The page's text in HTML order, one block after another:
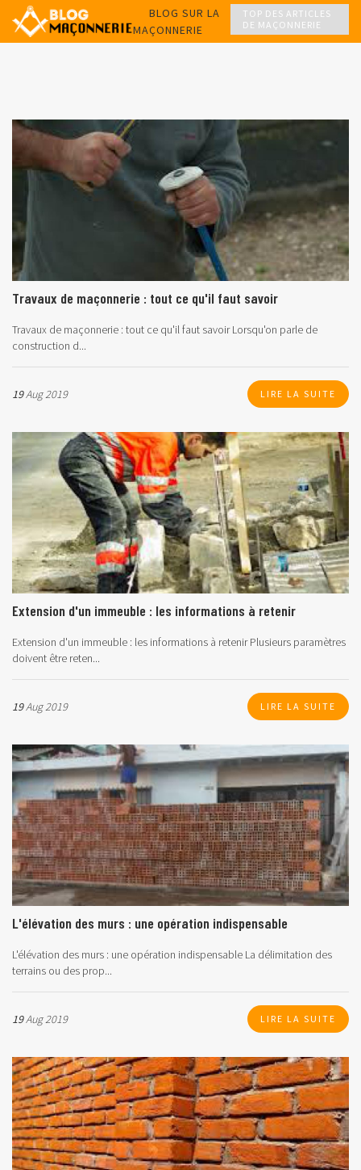
BLOG SUR LA
MAÇONNERIE
TOP DES ARTICLES
DE MAÇONNERIE
Travaux de maçonnerie : tout ce qu'il faut savoir
Travaux de maçonnerie : tout ce qu'il faut savoirLorsqu'on parle de
construction d...
19Aug 2019 LIRE LA SUITE
Extension d'un immeuble : les informations à retenir
Extension d'un immeuble : les informations à retenir Plusieurs paramètres
doivent être reten...
19Aug 2019 LIRE LA SUITE
L'élévation des murs : une opération indispensable
L'élévation des murs : une opération indispensable La délimitation des
terrains ou des prop...
19Aug 2019 LIRE LA SUITE